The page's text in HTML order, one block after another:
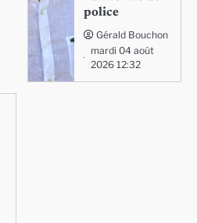
police
Gérald Bouchon
mardi 04 août
2026 12:32